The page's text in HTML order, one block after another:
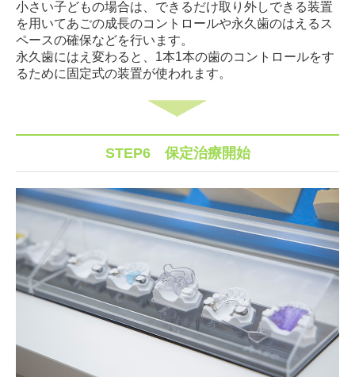
小さい子どもの場合は、できるだけ取り外しできる装置
を用いてあごの成長のコントロールや永久歯のはえるス
ペースの確保などを行います。
永久歯にはえ変わると、1本1本の歯のコントロールをす
るために固定式の装置が使われます。
STEP6 保定治療開始